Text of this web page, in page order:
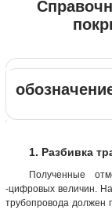
1. Разбивка
Полученные
-цифровых величин.
трубопровода должен